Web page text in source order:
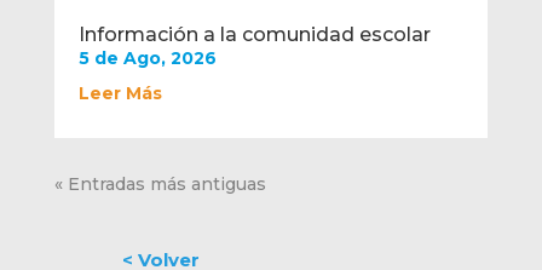
Información a la comunidad escolar
5 de Ago, 2026
Leer Más
« Entradas más antiguas